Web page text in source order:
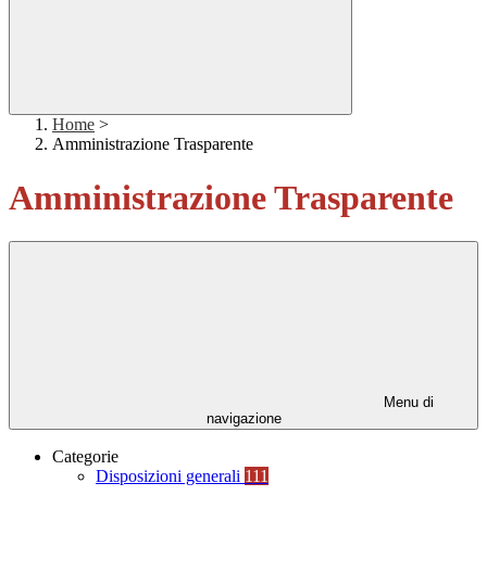
Home >
Amministrazione Trasparente
Amministrazione Trasparente
Menu di
navigazione
Categorie
Disposizioni generali 111